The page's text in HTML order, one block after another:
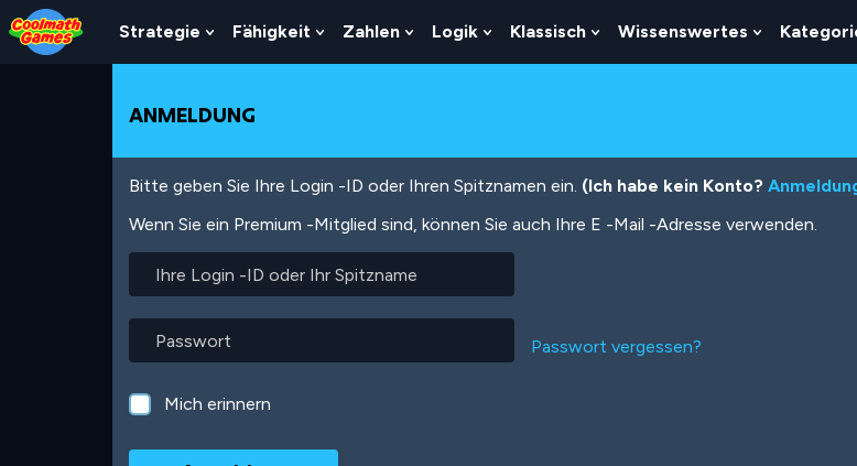
Skip
to
Top
Skip
to
Navigation
Skip
to
Main
Skip
to
Footer
Direkt
zum
Inhalt
Strategie
Show
Submenu
Strategie
Fähigkeit
Show
Submenu
Zahlen
Show
Submenu
Logik
Show
Submenu
Klassisch
Show
Submenu
Wissenswertes
Show
Submenu
ANMELDUNG
Bitte geben Sie Ihre Login -ID oder Ihren Spitznamen ein. (Ich habe kein Konto?
Wenn Sie ein Premium -Mitglied sind, können Sie auch Ihre E -Mail -Adresse verwenden.
Login
ID
oder
Ihr
Spitzname
Passwort vergessen?
Mich erinnern